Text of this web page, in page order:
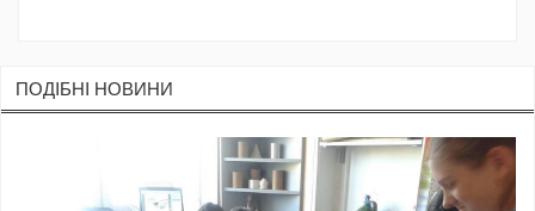
ПОДIБНI НОВИНИ